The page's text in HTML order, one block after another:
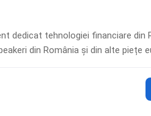
dedicat tehnologiei financiare din
din România și din alte piețe